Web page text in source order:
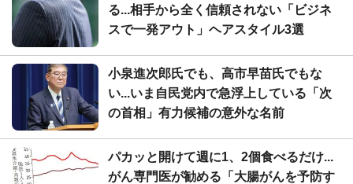
る...相手から全く信頼されない「ビジネ
スで一発アウト」ヘアスタイル3選
小泉進次郎氏でも、高市早苗氏でもな
い...いま自民党内で急浮上している「次
の首相」有力候補の意外な名前
パカッと開けて週に1、2個食べるだけ...
がん専門医が勧める「大腸がんを予防す